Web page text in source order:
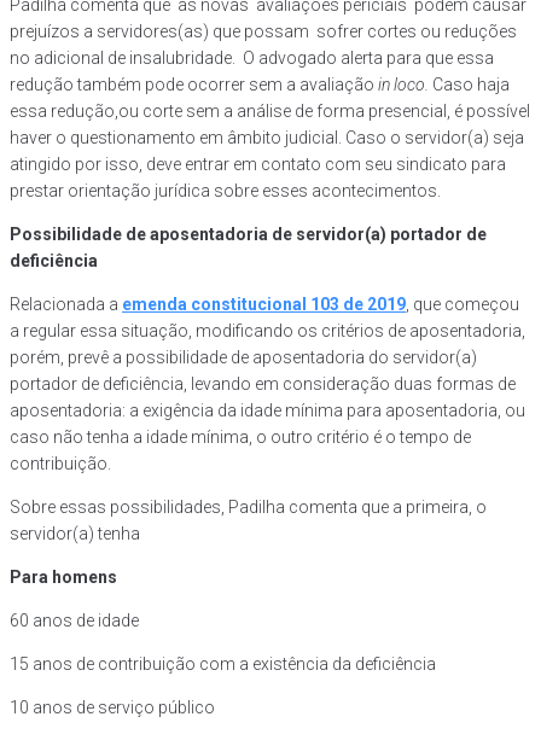
Padilha comenta que as novas avaliações periciais podem causar
prejuízos a servidores(as) que possam sofrer cortes ou reduções
no adicional de insalubridade. O advogado alerta para que essa
redução também pode ocorrer sem a avaliação in loco. Caso haja
essa redução,ou corte sem a análise de forma presencial, é possível
haver o questionamento em âmbito judicial. Caso o servidor(a) seja
atingido por isso, deve entrar em contato com seu sindicato para
prestar orientação jurídica sobre esses acontecimentos.
Possibilidade de aposentadoria de servidor(a) portador de
deficiência
Relacionada a emenda constitucional 103 de 2019 , que começou
a regular essa situação, modificando os critérios de aposentadoria,
porém, prevê a possibilidade de aposentadoria do servidor(a)
portador de deficiência, levando em consideração duas formas de
aposentadoria: a exigência da idade mínima para aposentadoria, ou
caso não tenha a idade mínima, o outro critério é o tempo de
contribuição.
Sobre essas possibilidades, Padilha comenta que a primeira, o
servidor(a) tenha
Para homens
60 anos de idade
15 anos de contribuição com a existência da deficiência
10 anos de serviço público